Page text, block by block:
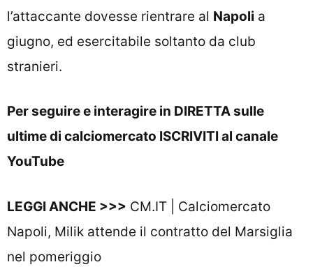
l’attaccante dovesse rientrare al Napoli a
giugno, ed esercitabile soltanto da club
stranieri.
Per seguire e interagire in DIRETTA sulle
ultime di calciomercato ISCRIVITI al canale
YouTube
LEGGI ANCHE >>> CM.IT | Calciomercato
Napoli, Milik attende il contratto del Marsiglia
nel pomeriggio